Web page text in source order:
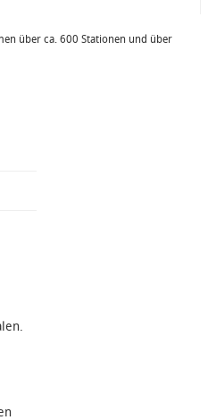
über ca. 600 Stationen und über